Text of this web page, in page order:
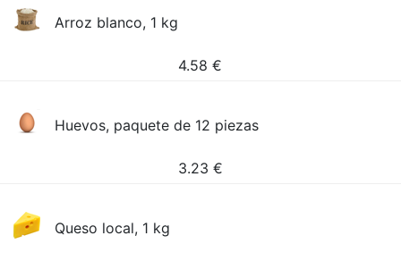
Arroz blanco, 1 kg
4.58 €
Huevos, paquete de 12 piezas
3.23 €
Queso local, 1 kg